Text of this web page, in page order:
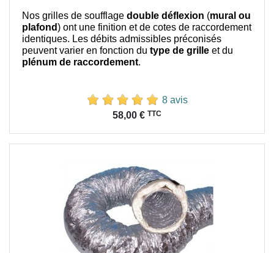
Nos grilles de soufflage double déflexion (mural ou
plafond) ont une finition et de cotes de raccordement
identiques. Les débits admissibles préconisés
peuvent varier en fonction du type de grille et du
plénum de raccordement.
8 avis
58,00 € TTC